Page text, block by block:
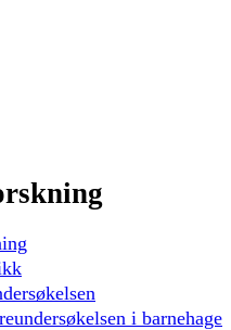
i barnehage